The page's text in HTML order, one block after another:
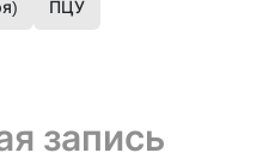
ПЦУ
запись
запись